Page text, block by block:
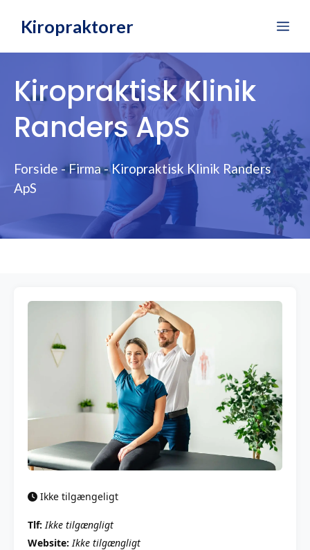
Kiropraktorer
Kiropraktisk Klinik
Randers ApS
Forside -Firma-Kiropraktisk Klinik Randers
ApS
Ikke tilgængeligt
Tlf: Ikke tilgængligt
Website: Ikke tilgængligt